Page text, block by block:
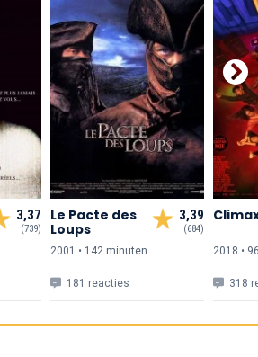
3,37
(739)
3,39
(684)
Le Pacte des
Loups
2001 • 142 minuten
181 reacties
2018 •
318